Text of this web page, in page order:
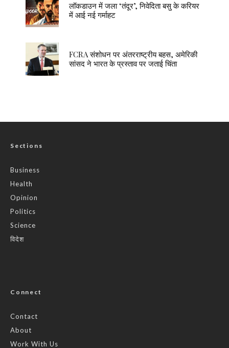
लॉकडाउन में जला ‘तंदूर’, निवेदिता बसु के करियर
में आई नई गर्माहट
FCRA संशोधन पर अंतरराष्ट्रीय बहस, अमेरिकी
सांसद ने भारत के प्रस्ताव पर जताई चिंता
Sections
Business
Health
Opinion
Politics
Science
विदेश
Connect
Contact
About
Work With Us